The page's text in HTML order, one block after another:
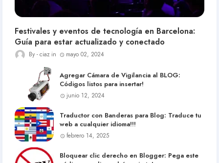
Festivales y eventos de tecnología en Barcelona:
Guía para estar actualizado y conectado
ciaz mayo 02, 2024
Agregar Cámara de Vigilancia al BLOG:
Códigos listos para insertar!
junio 12, 2024
Traductor con Banderas para Blog: Traduce tu
web a cualquier idioma!!!
febrero 14, 2025
Bloquear clic derecho en Blogger: Pega este